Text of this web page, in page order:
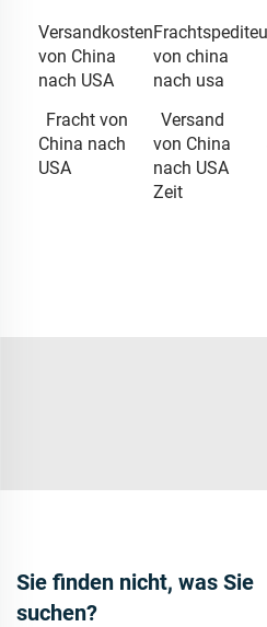
Versandkosten
von China
nach USA
von china
nach usa
Fracht von
China nach
USA
Versand
von China
nach USA
Zeit
Sie finden nicht, was Sie
suchen?